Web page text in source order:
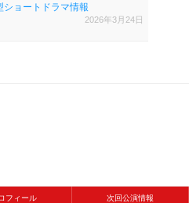
ショートドラマ情報
2026年3月24日
フィール 次回公演情報